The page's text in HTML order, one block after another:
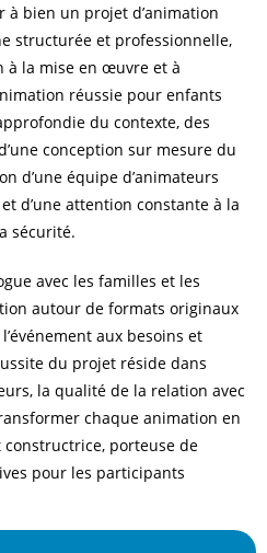
à bien un projet d’animation
structurée et professionnelle,
à la mise en œuvre et à
réussie pour enfants
du contexte, des
conception sur mesure du
d’une équipe d’animateurs
d’une attention constante à la
sécurité.
avec les familles et les
autour de formats originaux
aux besoins et
du projet réside dans
la qualité de la relation avec
chaque animation en
porteuse de
pour les participants